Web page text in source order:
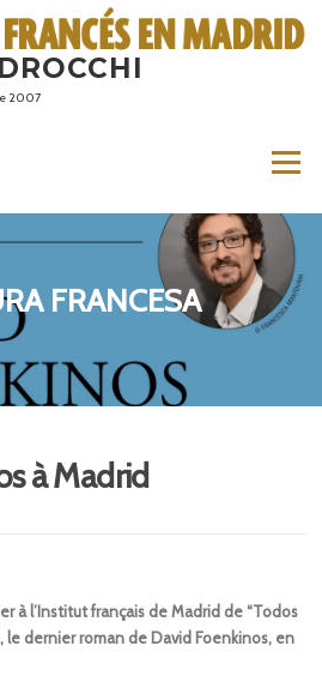
2007
Menú
FRANCESA
à Madrid
à l’Institut français de Madrid de “Todos
le dernier roman de David Foenkinos, en